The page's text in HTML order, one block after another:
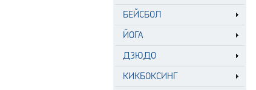
БЕЙСБОЛ
ЙОГА
ДЗЮДО
КИКБОКСИНГ